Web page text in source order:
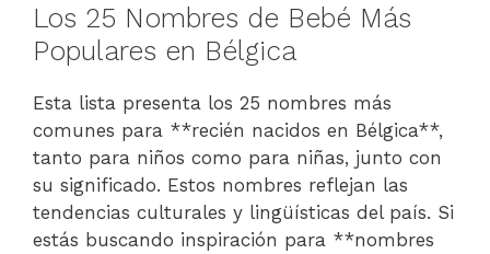
Los 25 Nombres de Bebé Más
Populares en Bélgica
Esta lista presenta los 25 nombres más
comunes para **recién nacidos en Bélgica**,
tanto para niños como para niñas, junto con
su significado. Estos nombres reflejan las
tendencias culturales y lingüísticas del país. Si
estás buscando inspiración para **nombres